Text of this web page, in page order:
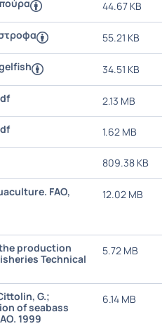
44.67 KB
55.21 KB
34.51 KB
2.13 MB
1.62 MB
809.38 KB
FAO,
12.02 MB
the production
Technical
5.72 MB
G.;
of seabass
1999
6.14 MB